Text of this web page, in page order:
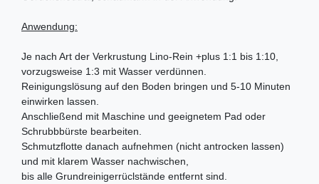
Anwendung:
Je nach Art der Verkrustung Lino-Rein +plus 1:1 bis 1:10,
vorzugsweise 1:3 mit Wasser verdünnen.
Reinigungslösung auf den Boden bringen und 5-10 Minuten
einwirken lassen.
Anschließend mit Maschine und geeignetem Pad oder
Schrubbbürste bearbeiten.
Schmutzflotte danach aufnehmen (nicht antrocken lassen)
und mit klarem Wasser nachwischen,
bis alle Grundreinigerrüclstände entfernt sind.